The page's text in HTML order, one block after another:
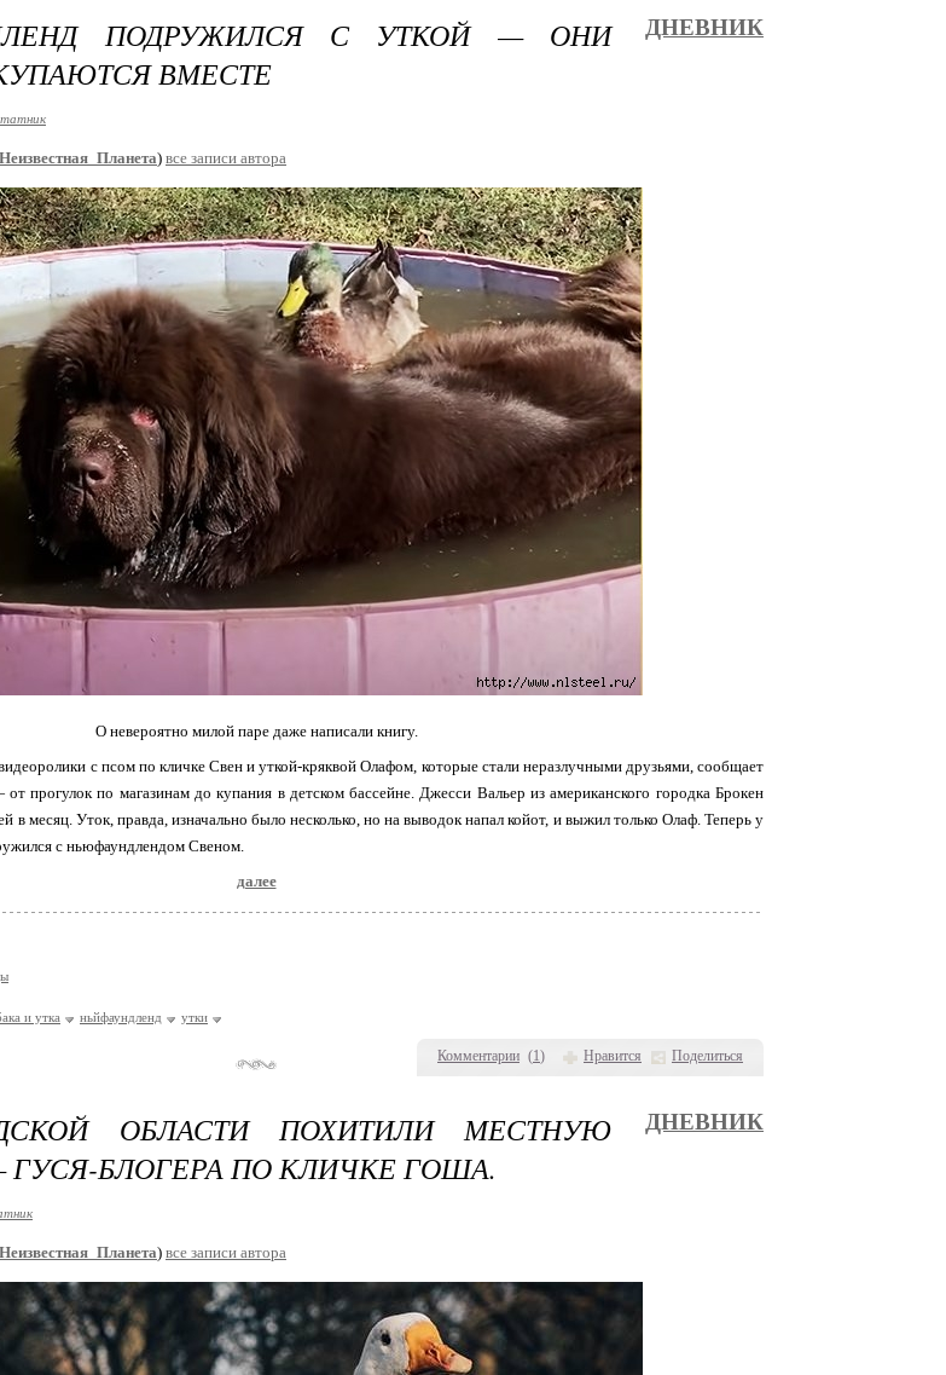
Комментарии (1) Нравится Поделиться
ПОДРУЖИЛСЯ С УТКОЙ — ОНИ
ВМЕСТЕ
ДНЕВНИК
Неизвестная_Планета) все записи автора
О невероятно милой паре даже написали книгу.
с псом по кличке Свен и уткой-кряквой Олафом, которые стали неразлучными друзьями, сообщает
прогулок по магазинам до купания в детском бассейне. Джесси Вальер из американского городка Брокен
в месяц. Уток, правда, изначально было несколько, но на выводок напал койот, и выжил только Олаф. Теперь у
с ньюфаундлендом Свеном.
далее
и утка ньйфаундленд утки
ОБЛАСТИ ПОХИТИЛИ МЕСТНУЮ
БЛОГЕРА ПО КЛИЧКЕ ГОША.
ДНЕВНИК
Неизвестная_Планета) все записи автора